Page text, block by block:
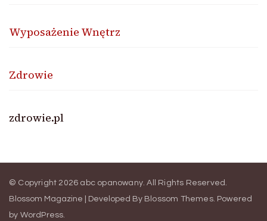
Wyposażenie Wnętrz
Zdrowie
zdrowie.pl
© Copyright 2026 abc opanowany. All Rights Reserved.
Blossom Magazine | Developed By Blossom Themes. Powered
by WordPress.